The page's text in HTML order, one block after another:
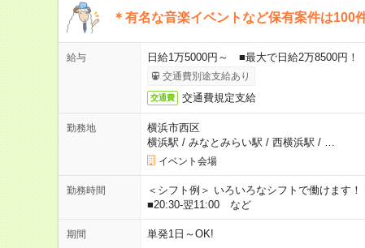
＊有名な音楽イベントなど保有案件は100
給与 日給1万5000円～ ■最大で日給2万8500円！
交通費別途支給あり
交通費 交通費規定支給
勤務地
横浜市西区
横浜駅 / みなとみらい駅 / 西横浜駅 /
イベント会場
勤務時間
＜シフト例＞ いろいろなシフトで働けます
■20:30-翌11:00 など
期間 単発1日～OK!